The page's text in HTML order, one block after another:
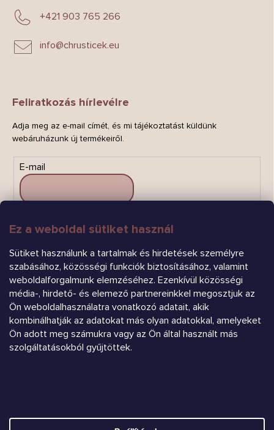
Ez a weboldal sütiket használ
Sütiket használunk a tartalmak és hirdetések személyre
szabásához, közösségi funkciók biztosításához, valamint
weboldalforgalmunk elemzéséhez. Ezenkívül közösségi
média-, hirdető- és elemező partnereinkkel megosztjuk az
Ön weboldalhasználatra vonatkozó adatait, akik
kombinálhatják az adatokat más olyan adatokkal, amelyeket
Ön adott meg számukra vagy az Ön által használt más
szolgáltatásokból gyűjtöttek.
info@chrusticek.eu
+421 903 765 266
Feliratkozás hírlevélre
Adja meg az e-mail címét, és mi tájékoztatást küldünk
webáruházunk új termékeiről.
E-mail
FELIRATKOZÁS
Árukereső.hu
Shoptet készítette